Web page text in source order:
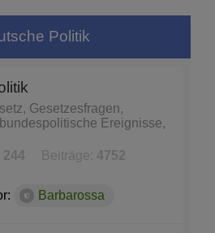
Politik
Gesetzesfragen,
Ereignisse,
244 Beiträge: 4752
Barbarossa